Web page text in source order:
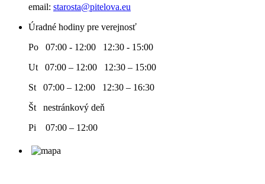
email: starosta@pitelova.eu
Úradné hodiny pre verejnosť
Po 07:00 - 12:00 12:30 - 15:00
Ut 07:00 – 12:00 12:30 – 15:00
St 07:00 – 12:00 12:30 – 16:30
Št nestránkový deň
Pi 07:00 – 12:00